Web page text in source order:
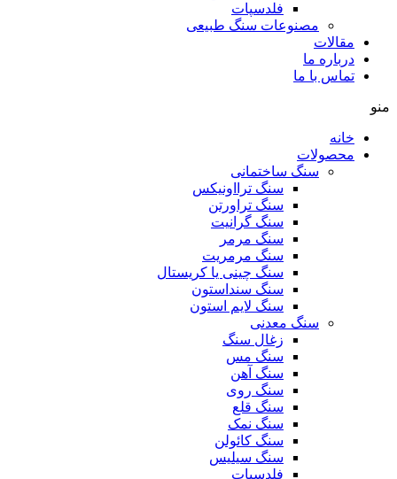
فلدسپات
مصنوعات سنگ طبیعی
مقالات
درباره ما
تماس با ما
منو
خانه
محصولات
سنگ ساختمانی
سنگ ترااونیکس
سنگ تراورتن
سنگ گرانیت
سنگ مرمر
سنگ مرمریت
سنگ چینی یا کریستال
سنگ سنداستون
سنگ لایم استون
سنگ معدنی
زغال سنگ
سنگ مس
سنگ آهن
سنگ روی
سنگ قلع
سنگ نمک
سنگ کائولن
سنگ سیلیس
فلدسپات